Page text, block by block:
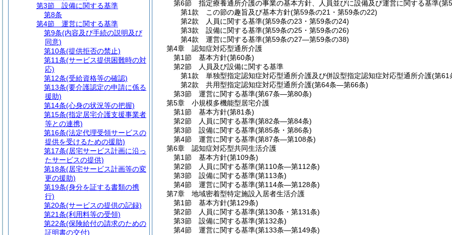
第6節
指定療養通所介護の事業の基本方針、人員並びに設備及び運営に関する基準(第
第1款
この節の趣旨及び基本方針(第59条の21・第59条の22)
第2款
人員に関する基準(第59条の23・第59条の24)
第3款
設備に関する基準(第59条の25・第59条の26)
第4款
運営に関する基準(第59条の27―第59条の38)
第4章
認知症対応型通所介護
第1節
基本方針(第60条)
第2節
人員及び設備に関する基準
第1款
単独型指定認知症対応型通所介護及び併設型指定認知症対応型通所介護(第61
第2款
共用型指定認知症対応型通所介護(第64条―第66条)
第3節
運営に関する基準(第67条―第80条)
第5章
小規模多機能型居宅介護
第1節
基本方針(第81条)
第2節
人員に関する基準(第82条―第84条)
第3節
設備に関する基準(第85条・第86条)
第4節
運営に関する基準(第87条―第108条)
第6章
認知症対応型共同生活介護
第1節
基本方針(第109条)
第2節
人員に関する基準(第110条―第112条)
第3節
設備に関する基準(第113条)
第4節
運営に関する基準(第114条―第128条)
第7章
地域密着型特定施設入居者生活介護
第1節
基本方針(第129条)
第2節
人員に関する基準(第130条・第131条)
第3節
設備に関する基準(第132条)
第4節
運営に関する基準(第133条―第149条)
第3節
設備に関する基準
第8条
第4節
運営に関する基準
第9条(内容及び手続の説明及び
同意)
第10条(提供拒否の禁止)
第11条(サービス提供困難時の対
応)
第12条(受給資格等の確認)
第13条(要介護認定の申請に係る
援助)
第14条(心身の状況等の把握)
第15条(指定居宅介護支援事業者
等との連携)
第16条(法定代理受領サービスの
提供を受けるための援助)
第17条(居宅サービス計画に沿っ
たサービスの提供)
第18条(居宅サービス計画等の変
更の援助)
第19条(身分を証する書類の携
行)
第20条(サービスの提供の記録)
第21条(利用料等の受領)
第22条(保険給付の請求のための
証明書の交付)